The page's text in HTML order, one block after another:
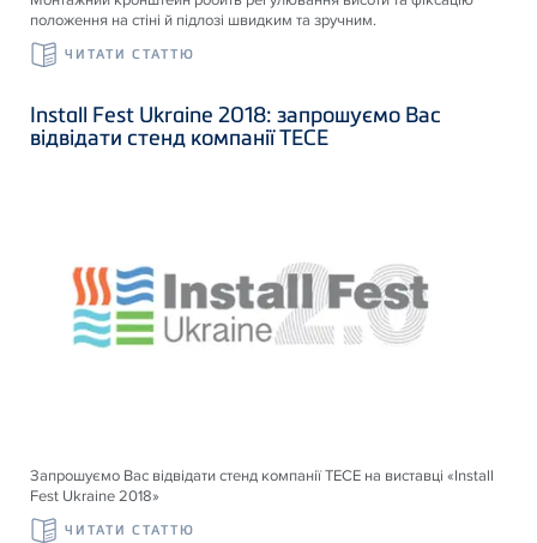
положення на стіні й підлозі швидким та зручним.
ЧИТАТИ СТАТТЮ
Запрошуємо Вас відвідати стенд компанії ТЕСЕ на виставці «Install
Fest Ukraine 2018»
ЧИТАТИ СТАТТЮ
Install Fest Ukraine 2018: запрошуємо Вас
відвідати стенд компанії ТЕСЕ